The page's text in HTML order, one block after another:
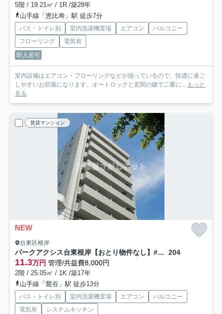
5階 / 19.21㎡ / 1R /築28年
山手線「恵比寿」駅 徒歩7分
バス・トイレ別 室内洗濯機置場 エアコン
バルコニー
フローリング
電気有
即入居可
室内設備はエアコン・フローリングなどが揃っているので、快適に過ご
しやすいお部屋になります。オートロックと玄関の鍵で二重に... もっと
見る
賃貸マンション
NEW
台東区根岸
パークアクシス台東根岸【おとり物件なし】#学生・社会人にオススメ！初期費用分割払いOK！ 204
11.3万円 管理/共益費8,000円
2階 / 25.05㎡ / 1K /築17年
山手線「鶯谷」駅 徒歩13分
バス・トイレ別 室内洗濯機置場 エアコン
バルコニー
電気有
システムキッチン